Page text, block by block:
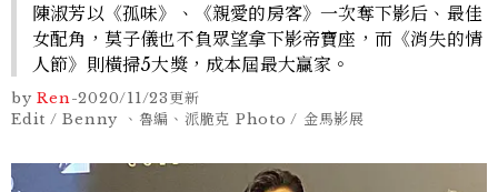
陳淑芳以《孤味》、《親愛的房客》一次奪下影后、最佳
女配角，莫子儀也不負眾望拿下影帝寶座，而《消失的情
人節》則橫掃5大獎，成本屆最大贏家。
by Ren-2020/11/23更新
Edit / Benny 、魯編、派脆克 Photo / 金馬影展